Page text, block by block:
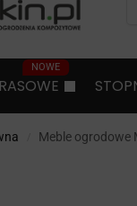
Meble ogrodowe